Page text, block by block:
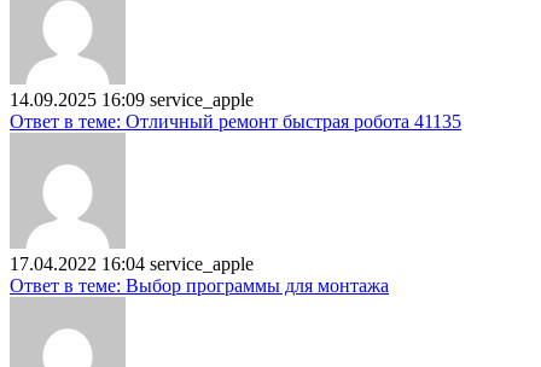
14.09.2025 16:09 service_apple
Ответ в теме: Отличный ремонт быстрая робота 41135
17.04.2022 16:04 service_apple
Ответ в теме: Выбор программы для монтажа